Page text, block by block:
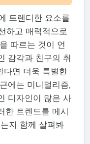
트렌디한 요소를
하고 매력적으로
따르는 것이 언
감각과 친구의 취
다면 더욱 특별한
에는 미니멀리즘,
디자인이 많은 사
한 트렌드를 메시
지 함께 살펴봐